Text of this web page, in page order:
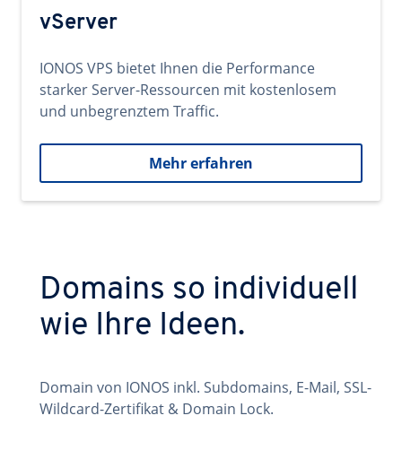
vServer
IONOS VPS bietet Ihnen die Performance
starker Server-Ressourcen mit kostenlosem
und unbegrenztem Traffic.
Mehr erfahren
Domains so individuell
wie Ihre Ideen.
Domain von IONOS inkl. Subdomains, E-Mail, SSL-
Wildcard-Zertifikat & Domain Lock.